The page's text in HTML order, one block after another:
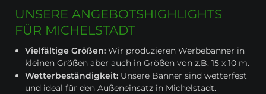
UNSERE ANGEBOTSHIGHLIGHTS
FÜR MICHELSTADT
Vielfältige Größen:Wir produzieren Werbebanner in
kleinen Größen aber auch in Größen von z.B. 15 x 10 m.
Wetterbeständigkeit: Unsere Banner sind wetterfest
und ideal für den Außeneinsatz in Michelstadt.